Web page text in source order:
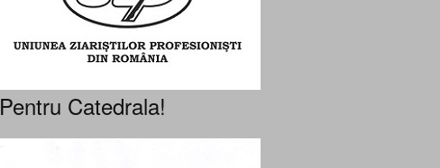
Pentru Catedrala!